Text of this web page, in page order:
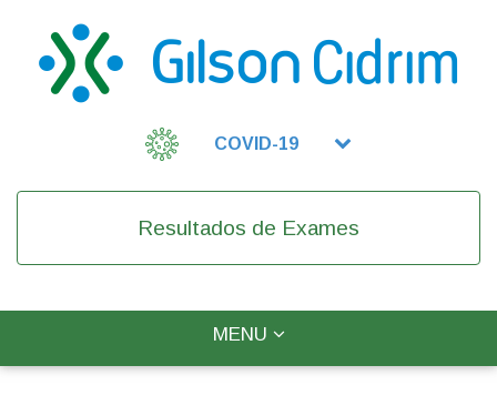
COVID-19
Resultados de Exames
TOGGLE
MENU